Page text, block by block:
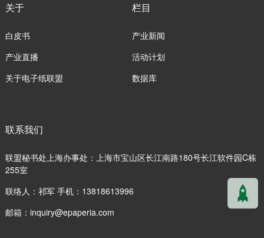
关于
白皮书
产业直播
关于电子纸联盟
栏目
产业新闻
活动计划
数据库
联系我们
联盟秘书处上海办事处：上海市宝山区长江南路180号长江软件园C栋
255室
联络人：祁军 手机：13818613996
邮箱： inquiry@epaperia.com